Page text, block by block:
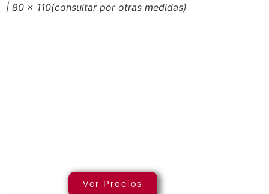
| 80 x 110(consultar por otras medidas)
Ver Precios